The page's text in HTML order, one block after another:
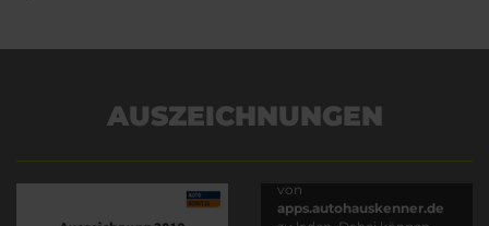
AUSZEICHNUNGEN
von
apps.autohauskenner.de